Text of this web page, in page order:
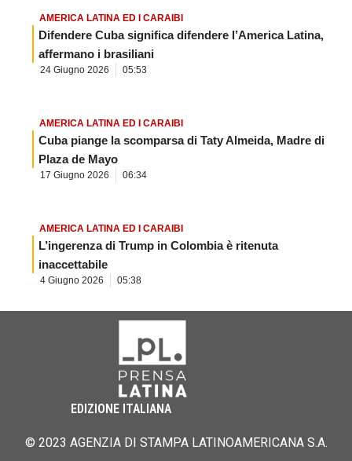
AMERICA LATINA ED I CARAIBI
Difendere Cuba significa difendere l’America Latina,
affermano i brasiliani
24 Giugno 2026 05:53
AMERICA LATINA ED I CARAIBI
Cuba piange la scomparsa di Taty Almeida, Madre di
Plaza de Mayo
17 Giugno 2026 06:34
AMERICA LATINA ED I CARAIBI
L’ingerenza di Trump in Colombia è ritenuta
inaccettabile
4 Giugno 2026 05:38
EDIZIONE ITALIANA
© 2023 AGENZIA DI STAMPA LATINOAMERICANA S.A.